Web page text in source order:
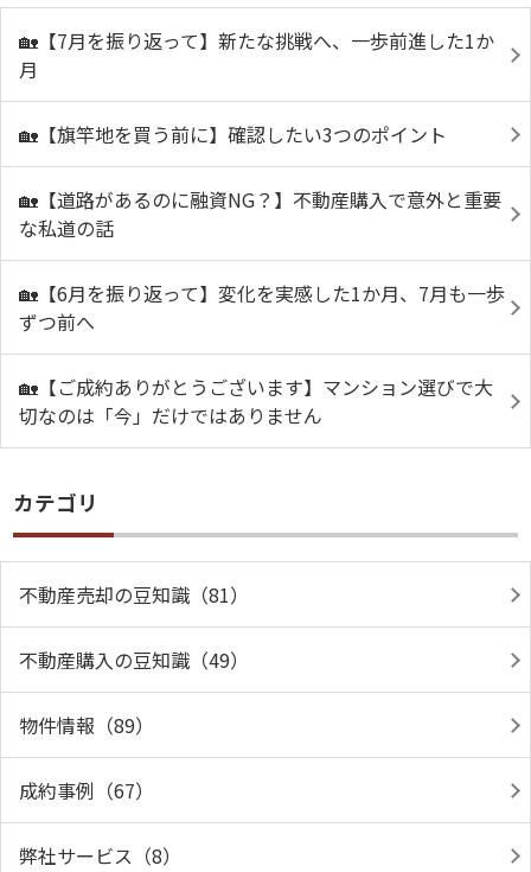
🏡【7月を振り返って】新たな挑戦へ、一歩前進した1か
月
🏡【旗竿地を買う前に】確認したい3つのポイント
🏡【道路があるのに融資NG？】不動産購入で意外と重要
な私道の話
🏡【6月を振り返って】変化を実感した1か月、7月も一歩
ずつ前へ
🏡【ご成約ありがとうございます】マンション選びで大
切なのは「今」だけではありません
カテゴリ
不動産売却の豆知識（81）
不動産購入の豆知識（49）
物件情報（89）
成約事例（67）
弊社サービス（8）